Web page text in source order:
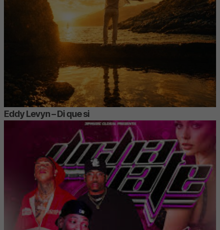
Eddy Levyn – Di que si